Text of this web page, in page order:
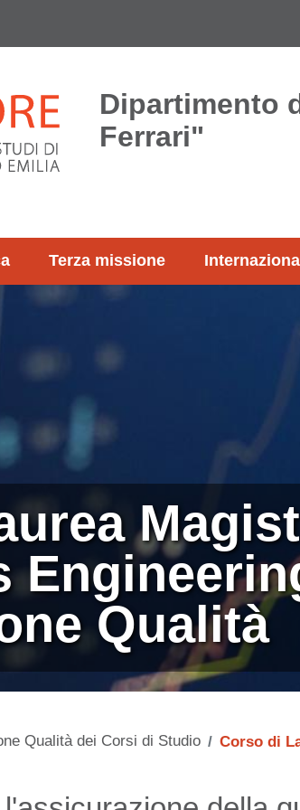
Dipartimento
Ferrari"
Terza missione
Qualità
Qualità dei Corsi di Studio Corso di